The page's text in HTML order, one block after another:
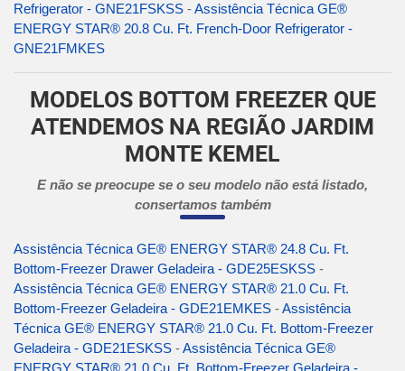
Refrigerator - GNE21FSKSS -Assistência Técnica GE®
ENERGY STAR® 20.8 Cu. Ft. French-Door Refrigerator -
GNE21FMKES
MODELOS BOTTOM FREEZER QUE
ATENDEMOS NA REGIÃO JARDIM
MONTE KEMEL
E não se preocupe se o seu modelo não está listado,
consertamos também
Assistência Técnica GE® ENERGY STAR® 24.8 Cu. Ft.
Bottom-Freezer Drawer Geladeira - GDE25ESKSS -
Assistência Técnica GE® ENERGY STAR® 21.0 Cu. Ft.
Bottom-Freezer Geladeira - GDE21EMKES -Assistência
Técnica GE® ENERGY STAR® 21.0 Cu. Ft. Bottom-Freezer
Geladeira - GDE21ESKSS -Assistência Técnica GE®